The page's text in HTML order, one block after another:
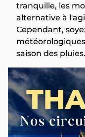
tranquille, les
alternative à
Cependant,
saison des pluies.